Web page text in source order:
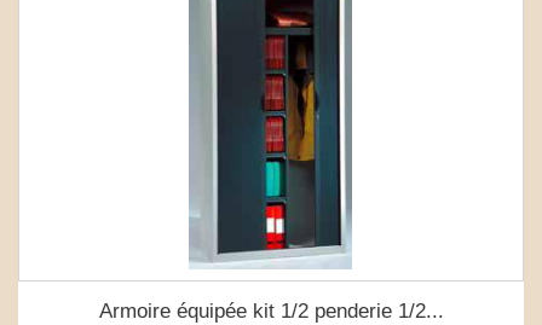
Armoire équipée kit 1/2 penderie 1/2...